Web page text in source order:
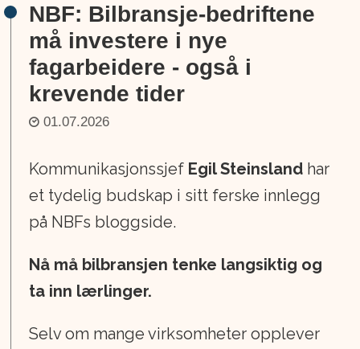
NBF: Bilbransje-bedriftene
må investere i nye
fagarbeidere - også i
krevende tider
01.07.2026
Kommunikasjonssjef Egil Steinsland har
et tydelig budskap i sitt ferske innlegg
på NBFs bloggside.
Nå må bilbransjen tenke langsiktig og
ta inn lærlinger.
Selv om mange virksomheter opplever